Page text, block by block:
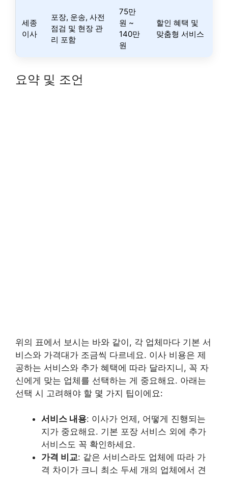
세종
이사
포장, 운송, 사전
점검 및 현장 관
리 포함
75만
원 ~
140만
원
할인 혜택 및
맞춤형 서비스
요약 및 조언
위의 표에서 보시는 바와 같이, 각 업체마다 기본 서
비스와 가격대가 조금씩 다르네요. 이사 비용은 제
공하는 서비스와 추가 혜택에 따라 달라지니, 꼭 자
신에게 맞는 업체를 선택하는 게 중요해요. 아래는
선택 시 고려해야 할 몇 가지 팁이에요:
서비스 내용: 이사가 언제, 어떻게 진행되는
지가 중요해요. 기본 포장 서비스 외에 추가
서비스도 꼭 확인하세요.
가격 비교: 같은 서비스라도 업체에 따라 가
격 차이가 크니 최소 두세 개의 업체에서 견